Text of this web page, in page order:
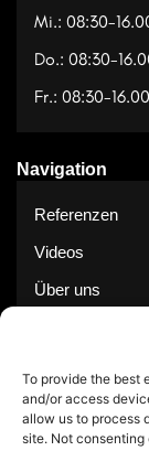
To provide the best
and/or access
allow us to process
site. Not
Mi.: 08:30-
Do.: 08:30-
Fr.: 08:30-
Navigation
Referenzen
Videos
Über uns
©